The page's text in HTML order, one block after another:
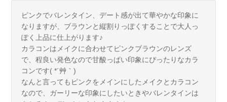
ピンクでバレンタイン、デート感が出て華やかな印象に
なりますが、ブラウンと縦割りっぽくすることで大人っ
ぽく上品に仕上がります♪
カラコンはメイクに合わせてピンクブラウンのレンズ
で、程良い発色なので甘酸っぱい印象にぴったりなカラ
コンです( *´艸｀)
なんと言ってもピンクをメインにしたメイクとカラコン
なので、ガーリーな印象にしたいときやバレンタインは